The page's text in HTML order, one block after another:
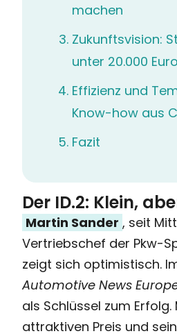
machen
Zukunftsvision:
unter 20.000 Euro
Effizienz und
Know-how aus
Fazit
Der ID.2: Klein,
Martin Sander , seit
Vertriebschef der Pkw-
zeigt sich optimistisch.
Automotive News
als Schlüssel zum Erfolg.
attraktiven Preis und